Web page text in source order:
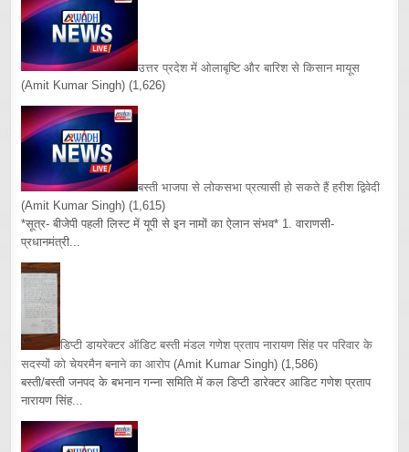
उत्तर प्रदेश में ओलाबृष्टि और बारिश से किसान मायूस
(Amit Kumar Singh) (1,626)
बस्ती भाजपा से लोकसभा प्रत्यासी हो सकते हैं हरीश द्विवेदी
(Amit Kumar Singh) (1,615)
*सूत्र- बीजेपी पहली लिस्ट में यूपी से इन नामों का ऐलान संभव* 1. वाराणसी-
प्रधानमंत्री...
डिप्टी डायरेक्टर ऑडिट बस्ती मंडल गणेश प्रताप नारायण सिंह पर परिवार के
सदस्यों को चेयरमैन बनाने का आरोप (Amit Kumar Singh) (1,586)
बस्ती/बस्ती जनपद के बभनान गन्ना समिति में कल डिप्टी डारेक्टर आडिट गणेश प्रताप
नारायण सिंह...